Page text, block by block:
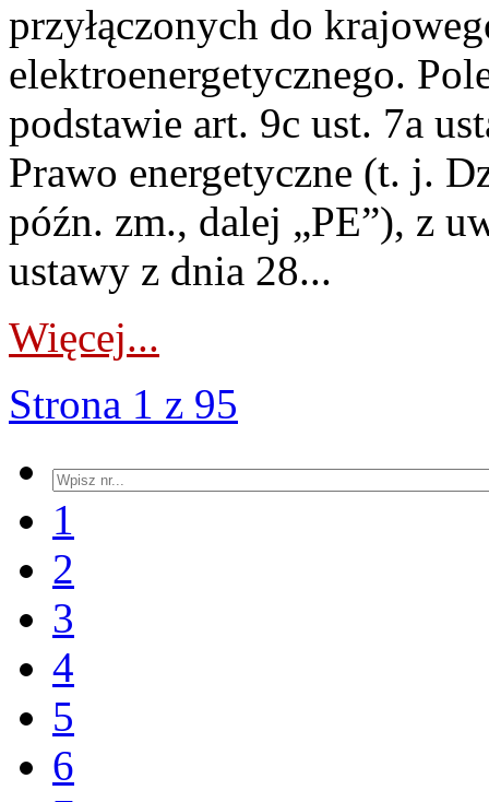
przyłączonych do
elektroenergetycznego.
podstawie art. 9c ust. 7a
Prawo energetyczne (t. j.
późn. zm., dalej „PE”), z
ustawy z dnia 28...
Więcej...
Strona 1 z 95
1
2
3
4
5
6